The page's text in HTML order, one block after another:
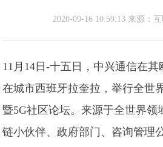
2020-09-16 10:59:13 来源：互
11月14日-十五日，中兴通信在
在城市西班牙拉奎拉，举行全世
暨5G社区论坛。来源于全世界领
链小伙伴、政府部门、咨询管理